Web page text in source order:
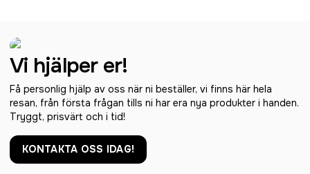
Vi hjälper er!
Få personlig hjälp av oss när ni beställer, vi finns här hela
resan, från första frågan tills ni har era nya produkter i handen.
Tryggt, prisvärt och i tid!
KONTAKTA OSS IDAG!